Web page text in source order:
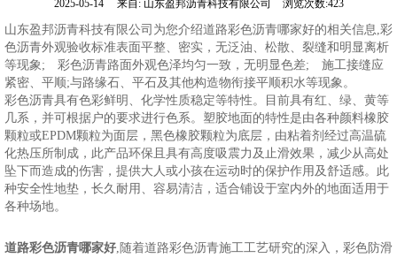
2025-05-14 来自: 山东盈邦沥青科技有限公司 浏览次数:423
山东盈邦沥青科技有限公司为您介绍道路彩色沥青哪家好的相关信息,彩
色沥青外观验收标准表面平整、密实，无泛油、松散、裂缝和明显离析
等现象; 彩色沥青路面外观色泽均匀一致，无明显色差; 施工接缝应
紧密、平顺;与路缘石、平石及其他构造物衔接平顺积水等现象。
彩色沥青具有色彩鲜明、化学性质稳定等特性。目前具有红、绿、黄等
几系，并可根据户的要求进行色系。塑胶地面的特性是由各种颜料橡胶
颗粒或EPDM颗粒为面层，黑色橡胶颗粒为底层，由粘着剂经过高温硫
化热压所制成，此产品环保且具有高度吸震力及止滑效果，减少从高处
坠下而造成的伤害，提供大人或小孩在运动时的保护作用及舒适感。此
种安全性地垫，长久耐用、容易清洁，适合铺设于室内外的地面适用于
各种场地。
道路彩色沥青哪家好,随着道路彩色沥青施工工艺研究的深入，彩色防滑